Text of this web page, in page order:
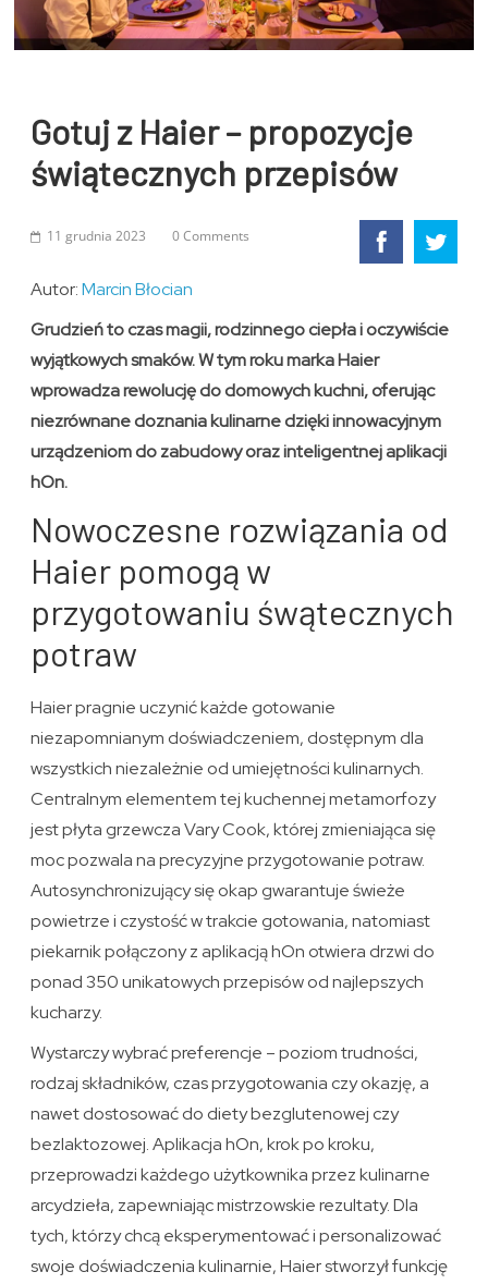
Gotuj z Haier – propozycje
świątecznych przepisów
11 grudnia 2023 0 Comments
Autor:Marcin Błocian
Grudzień to czas magii, rodzinnego ciepła i oczywiście
wyjątkowych smaków. W tym roku marka Haier
wprowadza rewolucję do domowych kuchni, oferując
niezrównane doznania kulinarne dzięki innowacyjnym
urządzeniom do zabudowy oraz inteligentnej aplikacji
hOn.
Nowoczesne rozwiązania od
Haier pomogą w
przygotowaniu śwątecznych
potraw
Haier pragnie uczynić każde gotowanie
niezapomnianym doświadczeniem, dostępnym dla
wszystkich niezależnie od umiejętności kulinarnych.
Centralnym elementem tej kuchennej metamorfozy
jest płyta grzewcza Vary Cook, której zmieniająca się
moc pozwala na precyzyjne przygotowanie potraw.
Autosynchronizujący się okap gwarantuje świeże
powietrze i czystość w trakcie gotowania, natomiast
piekarnik połączony z aplikacją hOn otwiera drzwi do
ponad 350 unikatowych przepisów od najlepszych
kucharzy.
Wystarczy wybrać preferencje – poziom trudności,
rodzaj składników, czas przygotowania czy okazję, a
nawet dostosować do diety bezglutenowej czy
bezlaktozowej. Aplikacja hOn, krok po kroku,
przeprowadzi każdego użytkownika przez kulinarne
arcydzieła, zapewniając mistrzowskie rezultaty. Dla
tych, którzy chcą eksperymentować i personalizować
swoje doświadczenia kulinarnie, Haier stworzył funkcję